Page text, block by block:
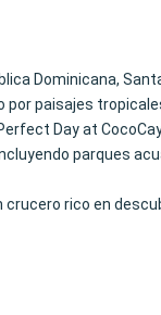
Dominicana,
por paisajes
Day at
parques
rico en